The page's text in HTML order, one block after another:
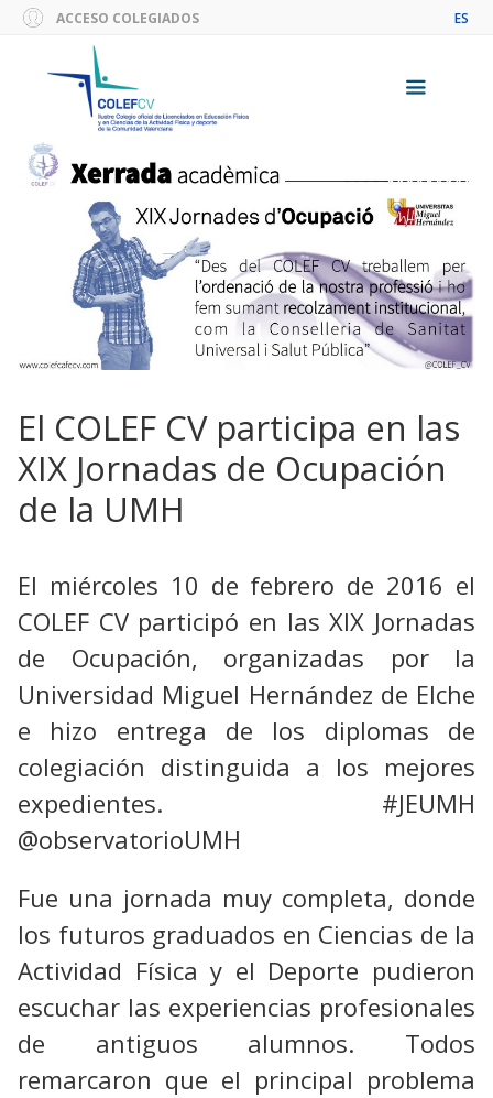
Saltar
contenido
ACCESO COLEGIADOS ES
El COLEF CV participa en las
XIX Jornadas de Ocupación
de la UMH
El miércoles 10 de febrero de 2016 el
COLEF CV participó en las XIX Jornadas
de Ocupación, organizadas por la
Universidad Miguel Hernández de Elche
e hizo entrega de los diplomas de
colegiación distinguida a los mejores
expedientes. #JEUMH
@observatorioUMH
Fue una jornada muy completa, donde
los futuros graduados en Ciencias de la
Actividad Física y el Deporte pudieron
escuchar las experiencias profesionales
de antiguos alumnos. Todos
remarcaron que el principal problema